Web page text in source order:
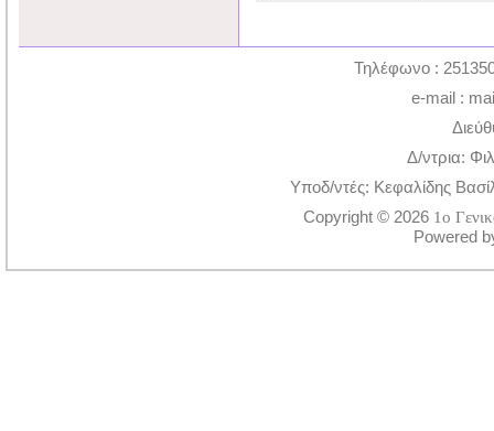
Τηλέφωνο :
e-mail :
Δ/ντρια:
Υποδ/ντές: Κεφαλίδης
Copyright © 2026 1ο
Powered